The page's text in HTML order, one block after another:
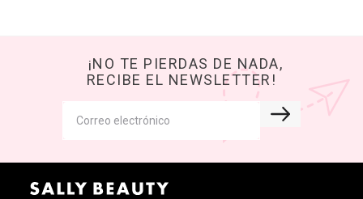
¡NO TE PIERDAS DE NADA,
RECIBE EL NEWSLETTER!